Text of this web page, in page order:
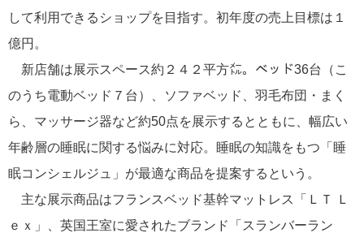
して利用できるショップを目指す。初年度の売上目標は１
億円。
新店舗は展示スペース約２４２平方㍍。ベッド36台（こ
のうち電動ベッド７台）、ソファベッド、羽毛布団・まく
ら、マッサージ器など約50点を展示するとともに、幅広い
年齢層の睡眠に関する悩みに対応。睡眠の知識をもつ「睡
眠コンシェルジュ」が最適な商品を提案するという。
主な展示商品はフランスベッド基幹マットレス「ＬＴ Ｌ
ｅｘ」、英国王室に愛されたブランド「スランバーラン